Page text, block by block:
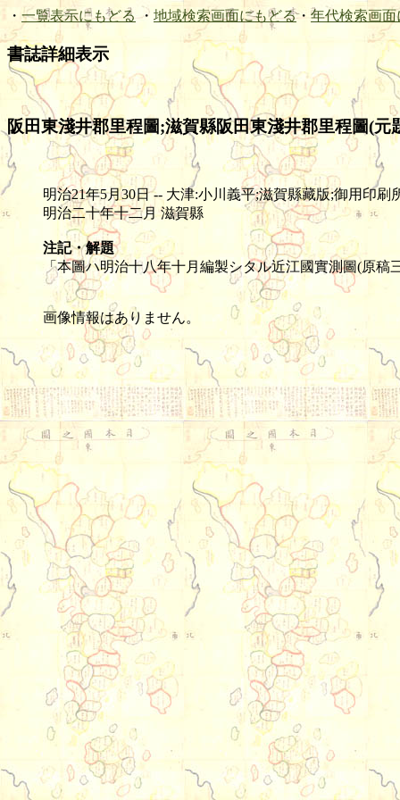
・ 一覧表示にもどる ・ 地域検索画面にもどる・ 年代検索画面
書誌詳細表示
阪田東淺井郡里程圖;滋賀縣阪田東淺井郡里程圖(元
明治21年5月30日 -- 大津:小川義平;滋賀縣藏版;御用印刷
明治二十年十二月 滋賀縣
注記・解題
「本圖ハ明治十八年十月編製シタル近江國實測圖(原
画像情報はありません。